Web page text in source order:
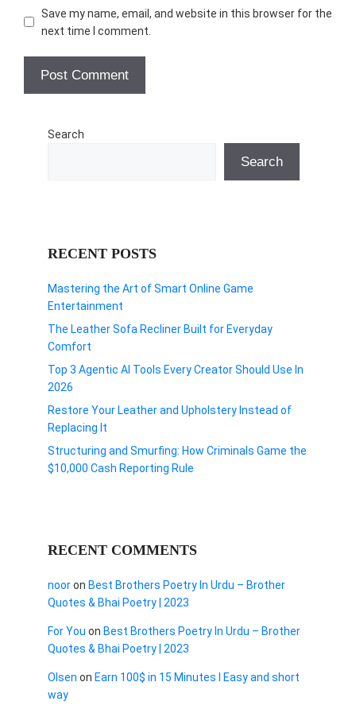
Save my name, email, and website in this browser for the
next time I comment.
Search
Search
RECENT POSTS
Mastering the Art of Smart Online Game
Entertainment
The Leather Sofa Recliner Built for Everyday
Comfort
Top 3 Agentic AI Tools Every Creator Should Use In
2026
Restore Your Leather and Upholstery Instead of
Replacing It
Structuring and Smurfing: How Criminals Game the
$10,000 Cash Reporting Rule
RECENT COMMENTS
nooron Best Brothers Poetry In Urdu – Brother
Quotes & Bhai Poetry | 2023
For You on Best Brothers Poetry In Urdu – Brother
Quotes & Bhai Poetry | 2023
Olsen on Earn 100$ in 15 Minutes I Easy and short
way